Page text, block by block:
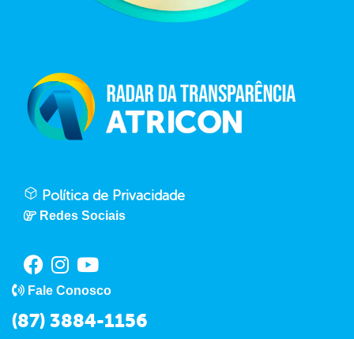
Política de Privacidade
Redes Sociais
Fale Conosco
(87) 3884-1156